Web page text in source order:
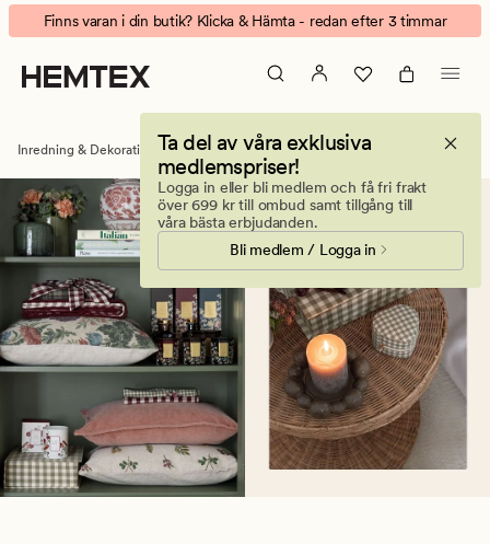
Dekorationer
&
inredningsdetaljer
online
Animerad
banner.
Klicka
på
för
att
pausa.
Finns varan i din butik? Klicka & Hämta - redan efter 3 timmar
Ta del av våra exklusiva
medlemspriser!
Logga in eller bli medlem och få fri frakt
över 699 kr till ombud samt tillgång till
våra bästa erbjudanden.
Bli medlem / Logga in
Inredning & Dekorationer Dekoration